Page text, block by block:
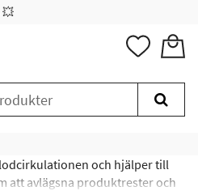
💥
och hjälper till
att avlägsna produktrester och